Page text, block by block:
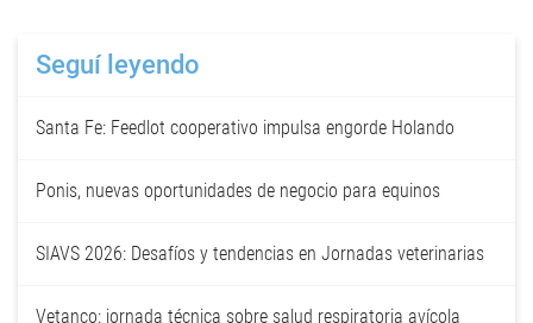
Seguí leyendo
Santa Fe: Feedlot cooperativo impulsa engorde Holando
Ponis, nuevas oportunidades de negocio para equinos
SIAVS 2026: Desafíos y tendencias en Jornadas veterinarias
Vetanco: jornada técnica sobre salud respiratoria avícola